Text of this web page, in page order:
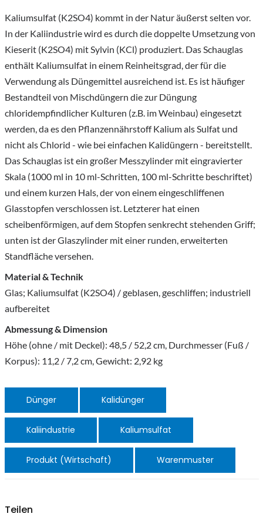
Kaliumsulfat (K2SO4) kommt in der Natur äußerst selten vor.
In der Kaliindustrie wird es durch die doppelte Umsetzung von
Kieserit (K2SO4) mit Sylvin (KCl) produziert. Das Schauglas
enthält Kaliumsulfat in einem Reinheitsgrad, der für die
Verwendung als Düngemittel ausreichend ist. Es ist häufiger
Bestandteil von Mischdüngern die zur Düngung
chloridempfindlicher Kulturen (z.B. im Weinbau) eingesetzt
werden, da es den Pflanzennährstoff Kalium als Sulfat und
nicht als Chlorid - wie bei einfachen Kalidüngern - bereitstellt.
Das Schauglas ist ein großer Messzylinder mit eingravierter
Skala (1000 ml in 10 ml-Schritten, 100 ml-Schritte beschriftet)
und einem kurzen Hals, der von einem eingeschliffenen
Glasstopfen verschlossen ist. Letzterer hat einen
scheibenförmigen, auf dem Stopfen senkrecht stehenden Griff;
unten ist der Glaszylinder mit einer runden, erweiterten
Standfläche versehen.
Material & Technik
Glas; Kaliumsulfat (K2SO4) / geblasen, geschliffen; industriell
aufbereitet
Abmessung & Dimension
Höhe (ohne / mit Deckel): 48,5 / 52,2 cm, Durchmesser (Fuß /
Korpus): 11,2 / 7,2 cm, Gewicht: 2,92 kg
Dünger Kalidünger
Kaliindustrie Kaliumsulfat
Produkt (Wirtschaft) Warenmuster
Teilen